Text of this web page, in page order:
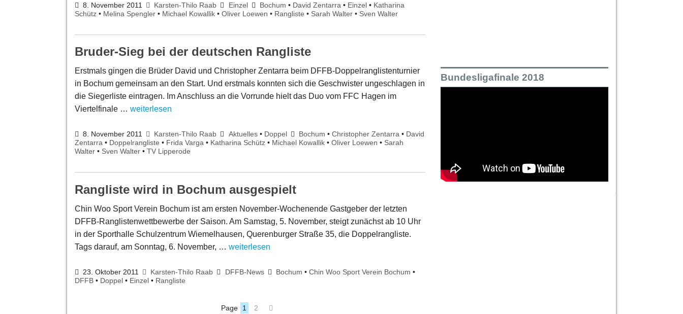
8. November 2011 Karsten-Thilo Raab Einzel Bochum • David Zentarra • Einzel• Katharina
Schütz • Melina Spengler • Michael Kowallik • Oliver Loewen • Rangliste • Sarah Walter • Sven Walter
Bruder-Sieg bei der deutschen Rangliste
Erstmals gingen die Brüder David und Christopher Zentarra beim DFFB-Doppelranglistenturnier
in Bochum gemeinsam an den Start. Und erstmals konnten sich die Geschwister ungeschlagen in
die Siegerliste eintragen. Im Anschluss an die Vorrunde hielt das Duo vom FFC Hagen im
Viertelfinale … weiterlesen
8. November 2011 Karsten-Thilo Raab Aktuelles• Doppel Bochum • Christopher Zentarra• David
Zentarra • Doppelrangliste • Frida Varga • Katharina Schütz • Michael Kowallik • Oliver Loewen • Sarah
Walter • Sven Walter • TV Lipperode
Rangliste wird in Bochum ausgespielt
Chin Woo Sport Verein Bochum ist am ersten November-Wochenende Gastgeber der letzten
DFFB-Ranglistenwettbewerbe der Saison. Am Samstag, 5. November, steigt zunächst ab 10 Uhr
in der Sporthalle Schulzentrum Wiemelhausen, Querenburger Straße 35, die Doppelrangliste.
Tags darauf, am Sonntag, 6. November, … weiterlesen
23. Oktober 2011 Karsten-Thilo Raab DFFB-News Bochum • Chin Woo Sport Verein Bochum •
DFFB • Doppel • Einzel • Rangliste
Page 1 2
Bundesligafinale 2018